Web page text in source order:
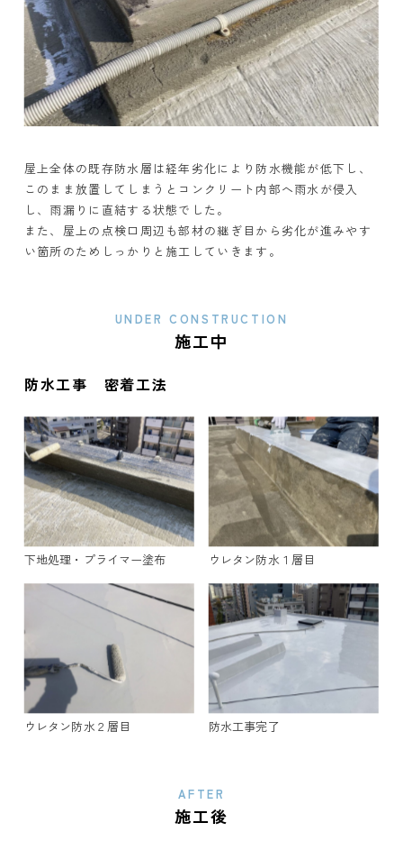
屋上全体の既存防水層は経年劣化により防水機能が低下し、
このまま放置してしまうとコンクリート内部へ雨水が侵入
し、雨漏りに直結する状態でした。
また、屋上の点検口周辺も部材の継ぎ目から劣化が進みやす
い箇所のためしっかりと施工していきます。
UNDER CONSTRUCTION
施工中
防水工事 密着工法
下地処理・プライマー塗布 ウレタン防水１層目
ウレタン防水２層目 防水工事完了
AFTER
施工後